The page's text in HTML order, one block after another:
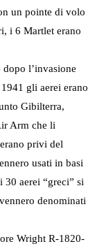
un pointe di volo
i 6 Martlet erano
l’invasione
gli aerei erano
Gibilterra,
Arm che li
privi del
usati in basi
aerei “greci” si
denominati
Wright R-1820-